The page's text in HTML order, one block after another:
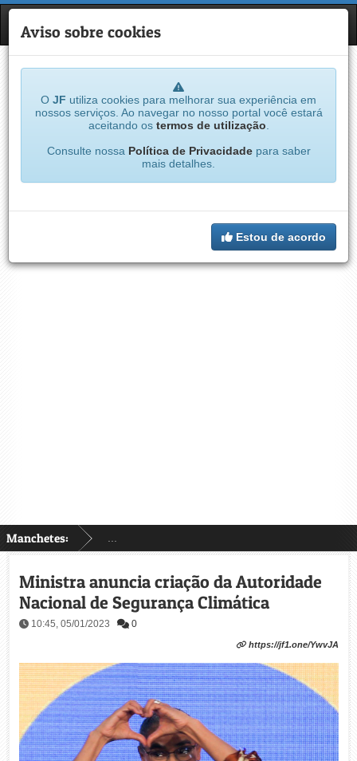
JF
Manchetes:
Aviso sobre cookies
O JF utiliza cookies para melhorar sua experiência em
nossos serviços. Ao navegar no nosso portal você estará
aceitando os termos de utilização
Consulte nossa Política de Privacidadepara saber
mais detalhes.
Estou de acordo
Ministra anuncia criação da Autoridade
Nacional de Segurança Climática
10:45, 05/01/2023 0
https://jf1.one/YwvJA